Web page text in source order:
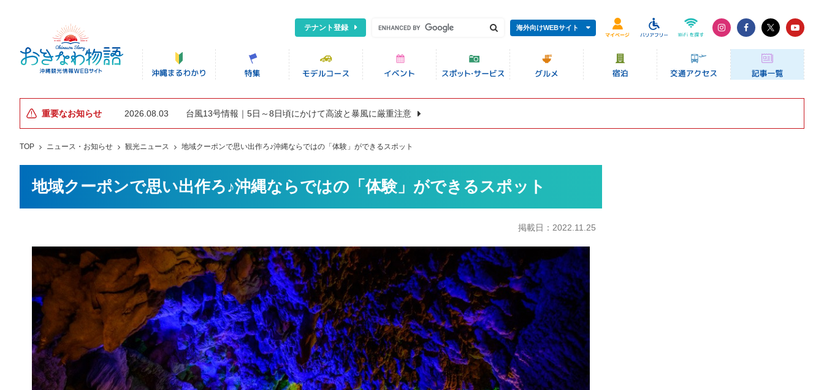
テナント登録 海外向けWEBサイト
重要なお知らせ 2026.08.03 台風13号情報｜5日～8日頃にかけて高波と暴風に厳重注意
TOP ニュース・お知らせ 観光ニュース 地域クーポンで思い出作ろ♪沖縄ならではの「体験」ができるスポット
地域クーポンで思い出作ろ♪沖縄ならではの「体験」ができるスポット
掲載日： 2022.11.25